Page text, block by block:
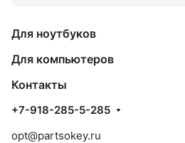
Для ноутбуков
Для компьютеров
Контакты
+7-918-285-5-285
opt@partsokey.ru